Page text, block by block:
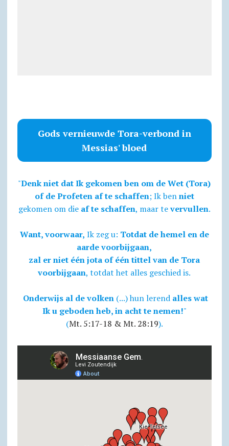
Gods vernieuwde Tora-verbond in
Messias' bloed
"Denk niet dat Ik gekomen ben om de Wet (Tora)
of de Profeten af te schaffen; Ik benniet
gekomen om die af te schaffen, maar tevervullen.
Want, voorwaar, Ik zeg u: Totdat de hemel en de
aarde voorbijgaan,
zal er niet één jota of één tittel van de Tora
voorbijgaan, totdat het alles geschied is.
Onderwijs al de volken(...) hun lerend alles wat
Ik u geboden heb, in acht te nemen!"
(Mt. 5:17-18 & Mt. 28:19).